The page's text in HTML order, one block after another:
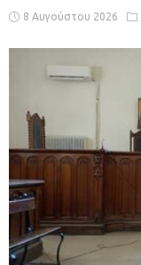
8 Αυγούστου 2026